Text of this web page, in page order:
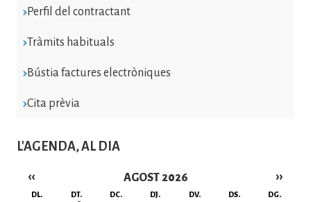
Perfil del contractant
Tràmits habituals
Bústia factures electròniques
Cita prèvia
L'AGENDA, AL DIA
AGOST 2026
Paginació
‹‹ ››
DL. DT. DC. DJ. DV. DS. DG.